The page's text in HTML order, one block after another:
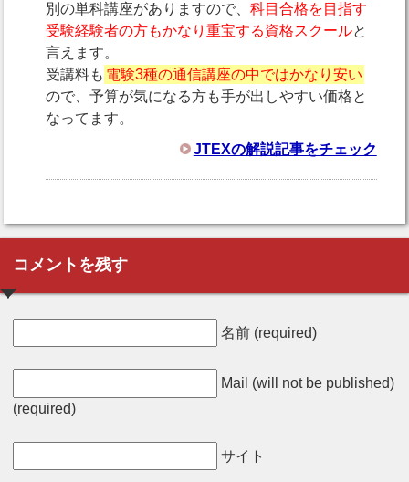
別の単科講座がありますので、 科目合格を目指す
受験経験者の方もかなり重宝する資格スクールと
言えます。
受講料も 電験3種の通信講座の中ではかなり安い
ので、予算が気になる方も手が出しやすい価格と
なってます。
JTEXの解説記事をチェック
コメントを残す
名前 (required)
Mail (will not be published)
(required)
サイト